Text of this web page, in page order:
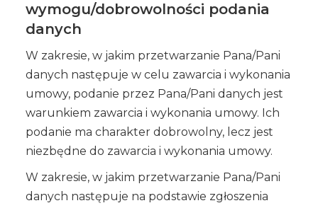
wymogu/dobrowolności podania
danych
W zakresie, w jakim przetwarzanie Pana/Pani
danych następuje w celu zawarcia i wykonania
umowy, podanie przez Pana/Pani danych jest
warunkiem zawarcia i wykonania umowy. Ich
podanie ma charakter dobrowolny, lecz jest
niezbędne do zawarcia i wykonania umowy.
W zakresie, w jakim przetwarzanie Pana/Pani
danych następuje na podstawie zgłoszenia